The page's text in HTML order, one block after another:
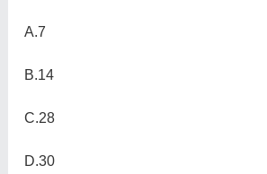
A.7
B.14
C.28
D.30